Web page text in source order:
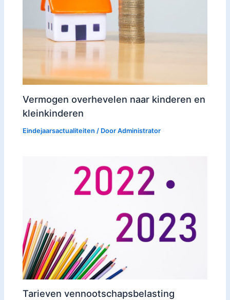
Vermogen overhevelen naar kinderen en
kleinkinderen
Eindejaarsactualiteiten / DoorAdministrator
Tarieven vennootschapsbelasting